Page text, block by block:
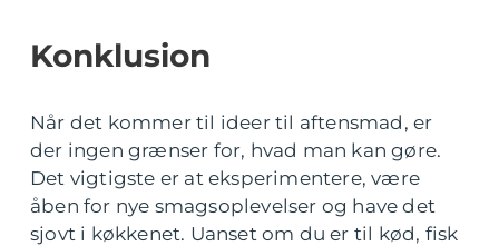
Konklusion
Når det kommer til ideer til aftensmad, er
der ingen grænser for, hvad man kan gøre.
Det vigtigste er at eksperimentere, være
åben for nye smagsoplevelser og have det
sjovt i køkkenet. Uanset om du er til kød, fisk